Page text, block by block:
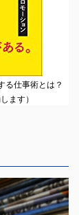
る仕事術とは？
ます）